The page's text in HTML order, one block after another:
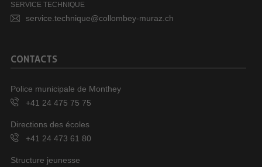
SERVICE TECHNIQUE
service.technique@collombey-muraz.ch
CONTACTS
Police municipale de Monthey
+41 24 475 75 75
Directions des écoles
+41 24 473 61 80
Structure jeunesse